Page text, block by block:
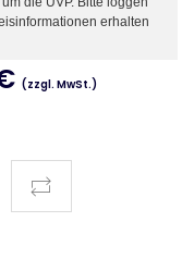
erhalten
(zzgl. MwSt.)